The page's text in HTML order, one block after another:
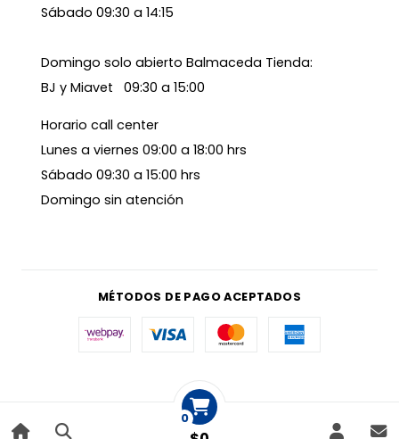
0
Sábado 09:30 a 14:15
Domingo solo abierto Balmaceda Tienda:
BJ y Miavet 09:30 a 15:00
Horario call center
Lunes a viernes 09:00 a 18:00 hrs
Sábado 09:30 a 15:00 hrs
Domingo sin atención
MÉTODOS DE PAGO ACEPTADOS